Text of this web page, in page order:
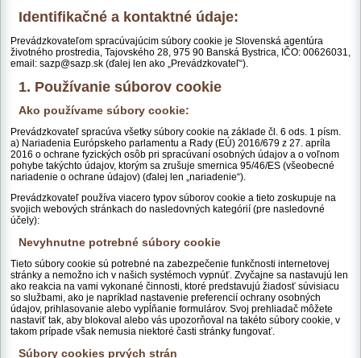
Identifikačné a kontaktné údaje:
Prevádzkovateľom spracúvajúcim súbory cookie je Slovenská agentúra
životného prostredia, Tajovského 28, 975 90 Banská Bystrica, IČO: 00626031,
email: sazp@sazp.sk (ďalej len ako „Prevádzkovateľ“).
1. Používanie súborov cookie
Ako používame súbory cookie:
Prevádzkovateľ spracúva všetky súbory cookie na základe čl. 6 ods. 1 písm.
a) Nariadenia Európskeho parlamentu a Rady (EÚ) 2016/679 z 27. apríla
2016 o ochrane fyzických osôb pri spracúvaní osobných údajov a o voľnom
pohybe takýchto údajov, ktorým sa zrušuje smernica 95/46/ES (všeobecné
nariadenie o ochrane údajov) (ďalej len „nariadenie“).
Prevádzkovateľ používa viacero typov súborov cookie a tieto zoskupuje na
svojich webových stránkach do nasledovných kategórií (pre nasledovné
účely):
Nevyhnutne potrebné súbory cookie
Tieto súbory cookie sú potrebné na zabezpečenie funkčnosti internetovej
stránky a nemožno ich v našich systémoch vypnúť. Zvyčajne sa nastavujú len
ako reakcia na vami vykonané činnosti, ktoré predstavujú žiadosť súvisiacu
so službami, ako je napríklad nastavenie preferencií ochrany osobných
údajov, prihlasovanie alebo vypĺňanie formulárov. Svoj prehliadač môžete
nastaviť tak, aby blokoval alebo vás upozorňoval na takéto súbory cookie, v
takom prípade však nemusia niektoré časti stránky fungovať.
Súbory cookies prvých strán